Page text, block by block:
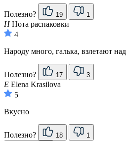
Полезно? 19 1
ННота распаковки
4
Народу много, галька, взлетают
Полезно? 17 3
E Elena Krasilova
5
Вкусно
Полезно? 18
1